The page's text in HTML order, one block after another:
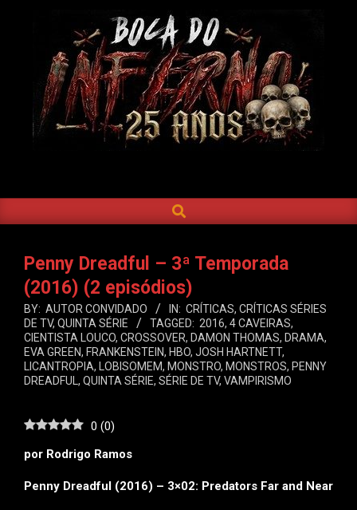
DO
INFERNO
Navigation
SEARCH
Penny Dreadful – 3ª Temporada
(2016) (2 episódios)
BY: AUTOR CONVIDADO IN: CRÍTICAS, CRÍTICAS SÉRIES
DE TV, QUINTA SÉRIE TAGGED: 2016, 4 CAVEIRAS,
CIENTISTA LOUCO, CROSSOVER, DAMON THOMAS, DRAMA,
EVA GREEN, FRANKENSTEIN, HBO, JOSH HARTNETT,
LICANTROPIA, LOBISOMEM, MONSTRO, MONSTROS, PENNY
DREADFUL , QUINTA SÉRIE, SÉRIE DE TV, VAMPIRISMO
0 (0)
por Rodrigo Ramos
Penny Dreadful (2016) – 3×02: Predators Far and Near